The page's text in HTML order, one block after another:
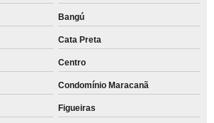
Bangú
Cata Preta
Centro
Condomínio Maracanã
Figueiras